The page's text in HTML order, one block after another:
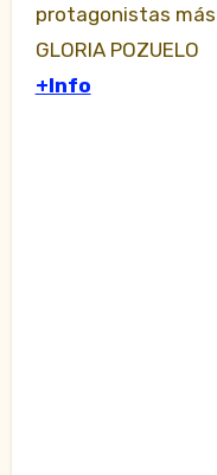
protagonistas más
GLORIA POZUELO
+Info